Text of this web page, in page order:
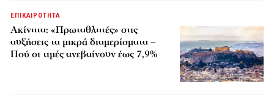
ΕΠΙΚΑΙΡΟΤΗΤΑ
Ακίνητα: «Πρωταθλητές» στις
αυξήσεις τα μικρά διαμερίσματα –
Πού οι τιμές ανεβαίνουν έως 7,9%